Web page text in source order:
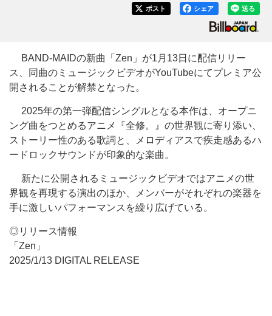
送る
シェア
ポスト
BAND-MAIDの新曲「Zen」が1月13日に配信リリー
ス、同曲のミュージックビデオがYouTubeにてプレミア公
開されることが解禁となった。
2025年の第一弾配信シングルとなる本作は、オープニ
ング曲をつとめるアニメ『全修。』の世界観に寄り添い、
ストーリー性のある歌詞と、メロディアスで疾走感あるハ
ードロックサウンドが印象的な楽曲。
新たに公開されるミュージックビデオではアニメの世
界観を再現する演出のほか、メンバーがそれぞれの楽器を
手に激しいパフォーマンスを繰り広げている。
◎リリース情報
「Zen」
2025/1/13 DIGITAL RELEASE